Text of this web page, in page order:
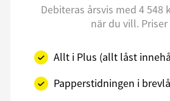
Debiteras årsvis med 4
när du vill.
Allt i Plus (allt låst
Papperstidningen i